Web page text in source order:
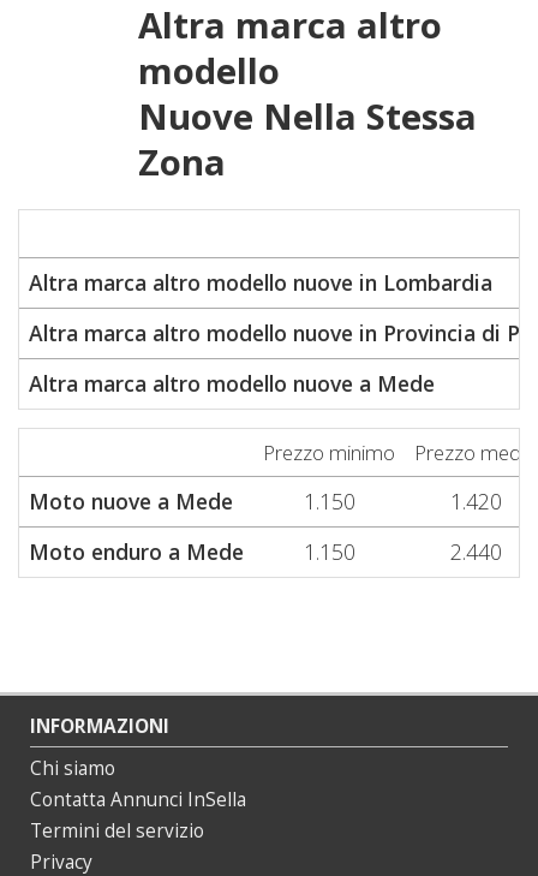
Altra marca altro
modello
Nuove Nella Stessa
Zona
Altra marca altro modello nuove in Lombardia
Altra marca altro modello nuove in Provincia di
Altra marca altro modello nuove a Mede
Prezzo minimo Prezzo medio
Moto nuove a Mede 1.150
1.420
Moto enduro a Mede
1.150 2.440
INFORMAZIONI
Chi siamo
Contatta Annunci InSella
Termini del servizio
Privacy